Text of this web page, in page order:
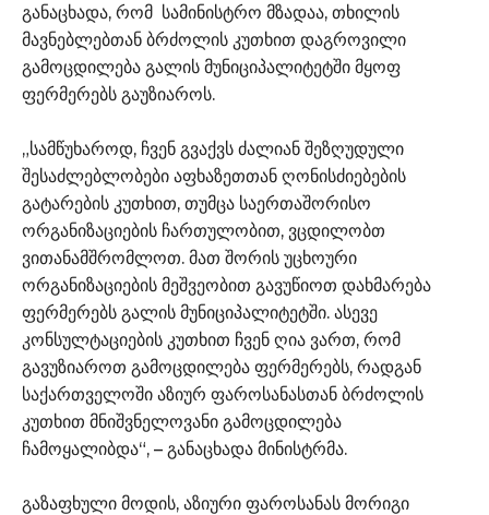
განაცხადა, რომ სამინისტრო მზადაა, თხილის
მავნებლებთან ბრძოლის კუთხით დაგროვილი
გამოცდილება გალის მუნიციპალიტეტში მყოფ
ფერმერებს გაუზიაროს.
„სამწუხაროდ, ჩვენ გვაქვს ძალიან შეზღუდული
შესაძლებლობები აფხაზეთთან ღონისძიებების
გატარების კუთხით, თუმცა საერთაშორისო
ორგანიზაციების ჩართულობით, ვცდილობთ
ვითანამშრომლოთ. მათ შორის უცხოური
ორგანიზაციების მეშვეობით გავუწიოთ დახმარება
ფერმერებს გალის მუნიციპალიტეტში. ასევე
კონსულტაციების კუთხით ჩვენ ღია ვართ, რომ
გავუზიაროთ გამოცდილება ფერმერებს, რადგან
საქართველოში აზიურ ფაროსანასთან ბრძოლის
კუთხით მნიშვნელოვანი გამოცდილება
ჩამოყალიბდა“, – განაცხადა მინისტრმა.
გაზაფხული მოდის, აზიური ფაროსანას მორიგი